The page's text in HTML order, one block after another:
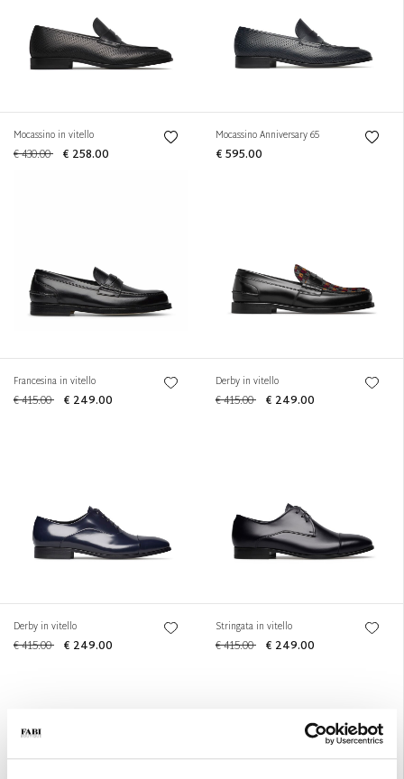
Mocassino in vitello
€ 430.00 € 258.00
Mocassino Anniversary 65
€ 595.00
Francesina in vitello
€ 415.00 € 249.00
Derby in vitello
€ 415.00 € 249.00
Derby in vitello
€ 415.00 € 249.00
Stringata in vitello
€ 415.00 € 249.00